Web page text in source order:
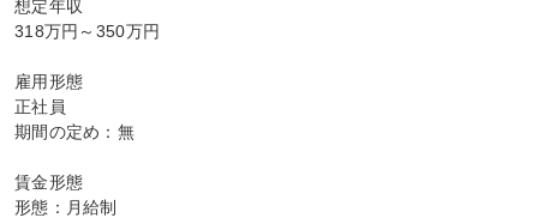
想定年収
318万円～350万円
雇用形態
正社員
期間の定め：無
賃金形態
形態：月給制